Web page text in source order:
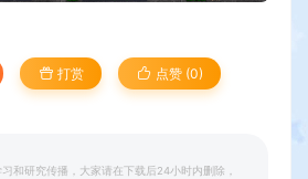
打赏 点赞 (0)
和研究传播，大家请在下载后24小时内删除，